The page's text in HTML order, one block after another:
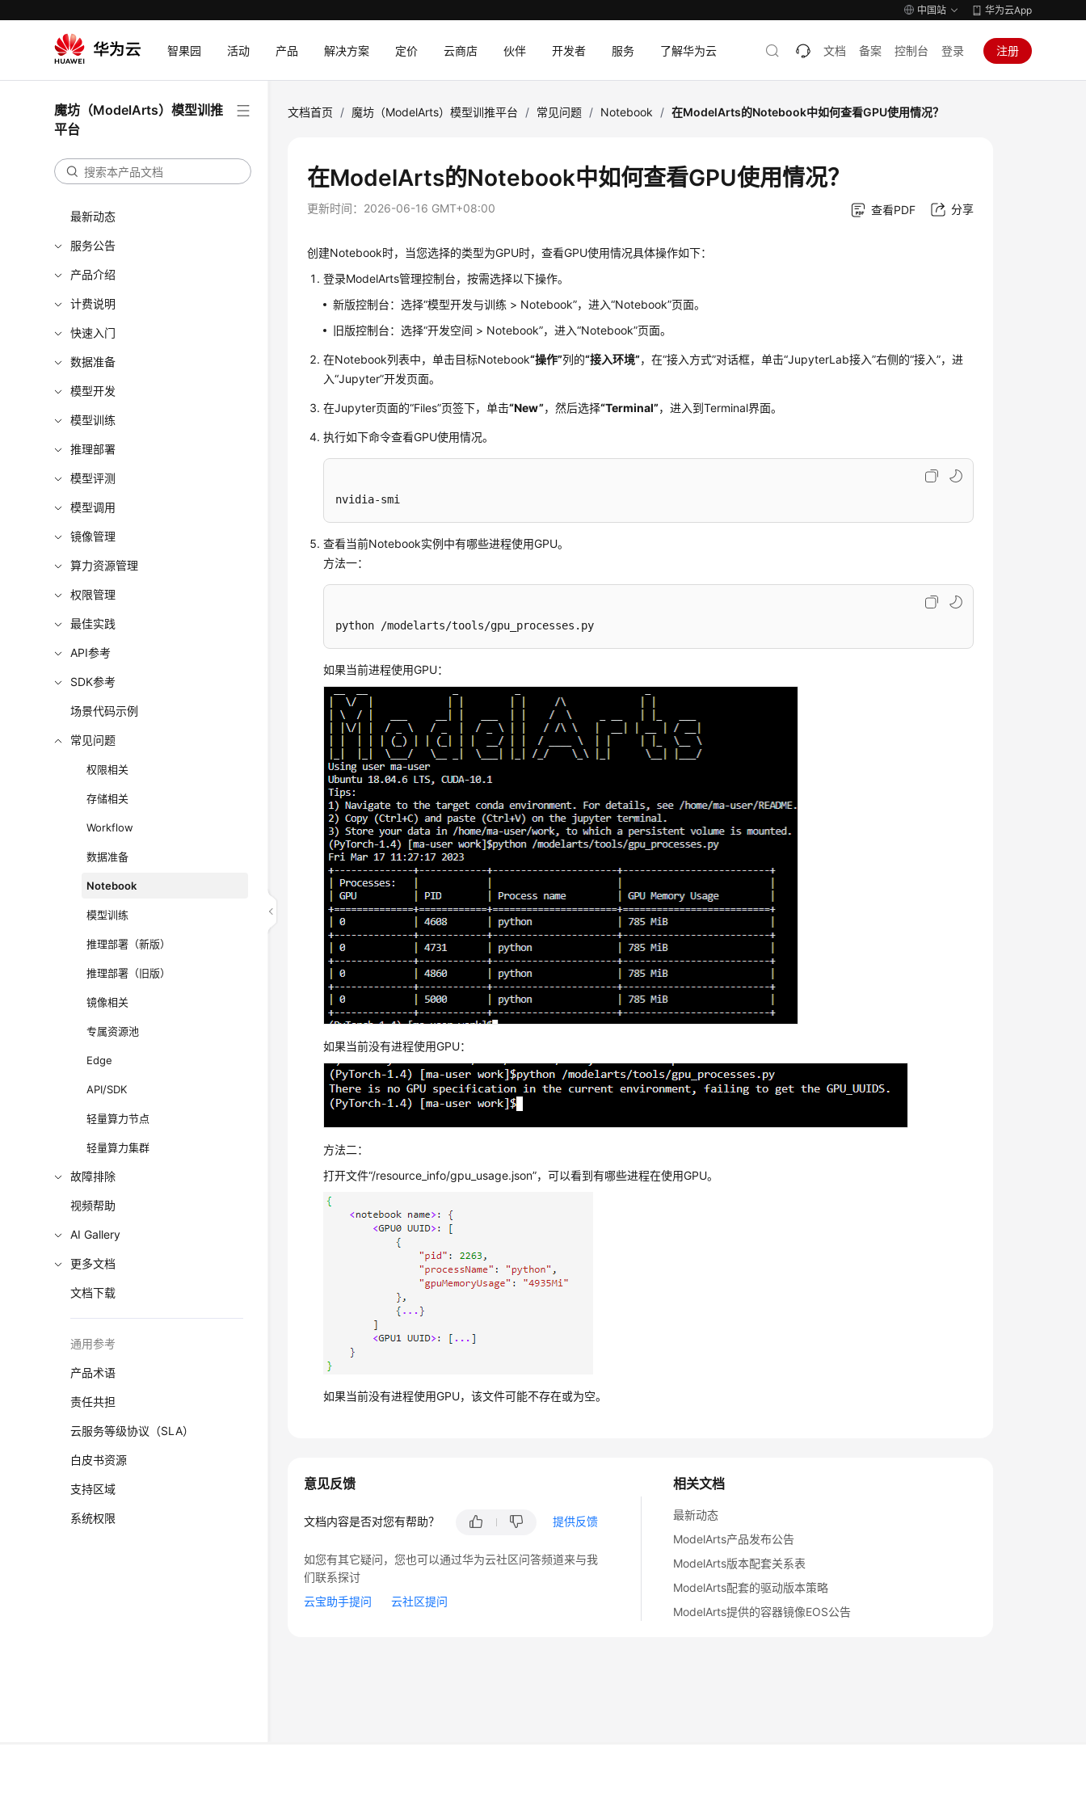
中国站 华为云App
智果园 活动 产品 解决方案 定价 云商店 伙伴 开发者 服务 了解华为云 文档 备案 控制台 登录 注册
魔坊（ModelArts）模型训推
平台
最新动态
服务公告
产品介绍
计费说明
快速入门
数据准备
模型开发
模型训练
推理部署
模型评测
模型调用
镜像管理
算力资源管理
权限管理
最佳实践
API参考
SDK参考
场景代码示例
常见问题
权限相关
存储相关
Workflow
数据准备
Notebook
模型训练
推理部署（新版）
推理部署（旧版）
镜像相关
专属资源池
Edge
API/SDK
轻量算力节点
轻量算力集群
故障排除
视频帮助
AI Gallery
更多文档
文档下载
通用参考
产品术语
责任共担
云服务等级协议（SLA）
白皮书资源
支持区域
系统权限
文档首页 / 魔坊（ModelArts）模型训推平台 / 常见问题 / Notebook / 在ModelArts的Notebook中如何查看GPU使用情况？
在ModelArts的Notebook中如何查看GPU使用情况？
更新时间： 2026-06-16 GMT+08:00 查看PDF 分享
创建Notebook时，当您选择的类型为GPU时，查看GPU使用情况具体操作如下：
登录ModelArts管理控制台，按需选择以下操作。
新版控制台：选择“模型开发与训练 > Notebook”，进入“Notebook”页面。
旧版控制台：选择“开发空间 > Notebook”，进入“Notebook”页面。
在Notebook列表中，单击目标Notebook“操作”列的“接入环境”，在“接入方式”对话框，单击“JupyterLab接入”右侧的“接入”，进
入“Jupyter”开发页面。
在Jupyter页面的“Files”页签下，单击“New”，然后选择“Terminal”，进入到Terminal界面。
执行如下命令查看GPU使用情况。
nvidia-smi
查看当前Notebook实例中有哪些进程使用GPU。
方法一：
python /modelarts/tools/gpu_processes.py
如果当前进程使用GPU：
如果当前没有进程使用GPU：
方法二：
打开文件“/resource_info/gpu_usage.json”，可以看到有哪些进程在使用GPU。
如果当前没有进程使用GPU，该文件可能不存在或为空。
相关文档
最新动态
ModelArts产品发布公告
ModelArts版本配套关系表
ModelArts配套的驱动版本策略
ModelArts提供的容器镜像EOS公告
意见反馈
文档内容是否对您有帮助？ 提供反馈
如您有其它疑问，您也可以通过华为云社区问答频道来与我
们联系探讨
云宝助手提问
云社区提问